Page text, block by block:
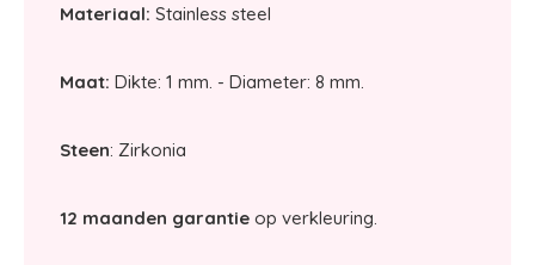
Materiaal: Stainless steel
Maat: Dikte: 1 mm. - Diameter: 8 mm.
Steen: Zirkonia
12 maanden garantie op verkleuring.